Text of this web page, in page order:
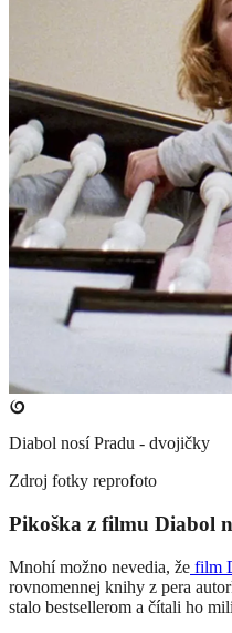
Diabol nosí Pradu - dvojičky
Zdroj fotky reprofoto
Pikoška z filmu Diabol
Mnohí možno nevedia, že film
rovnomennej knihy z pera
stalo bestsellerom a čítali ho